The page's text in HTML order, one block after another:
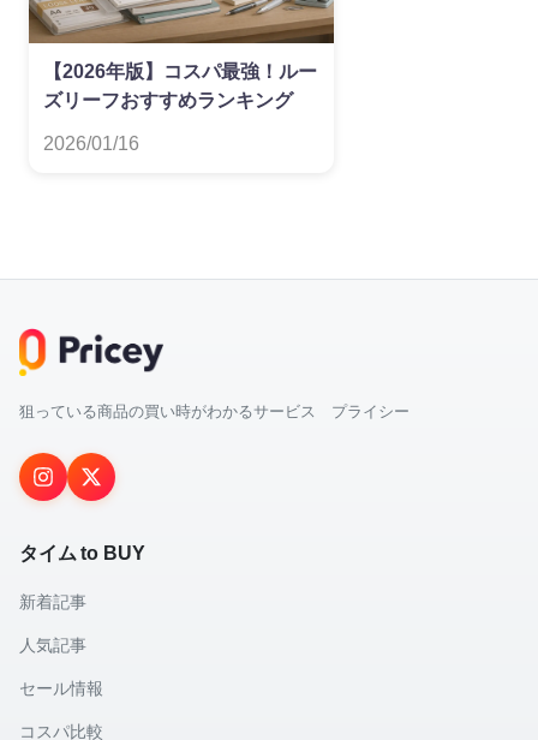
【2026年版】コスパ最強！ルー
ズリーフおすすめランキング
2026/01/16
狙っている商品の買い時がわかるサービス プライシー
タイム to BUY
新着記事
人気記事
セール情報
コスパ比較